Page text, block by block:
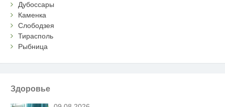
Дубоссары
Каменка
Слободзея
Тирасполь
Рыбница
Здоровье